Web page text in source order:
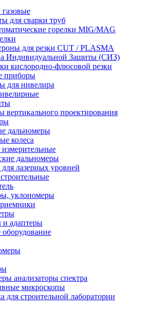
газовые
для сварки труб
горелки MIG/MAG
для резки CUT / PLASMA
Индивидуальной Защиты (СИЗ)
кислородно-флюсовой резки
приборы
для нивелира
вертикального проектирования
дальномеры
колеса
измерительные
дальномеры
лазерных уровней
уклономеры
и адаптеры
анализаторы спектра
микроскопы
для строительной лаборатории